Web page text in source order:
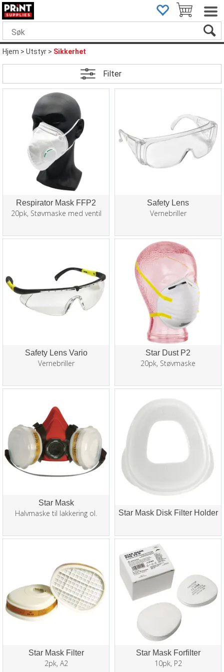
Hjem>Utstyr>Sikkerhet
Filter
Respirator Mask FFP2
20pk, Støvmaske med ventil
Safety Lens
Vernebriller
Safety Lens Vario
Vernebriller
Star Dust P2
20pk, Støvmaske
Star Mask
Halvmaske til lakkering ol. Star Mask Disk Filter Holder
Star Mask Filter
2pk, A2
Star Mask Forfilter
10pk, P2